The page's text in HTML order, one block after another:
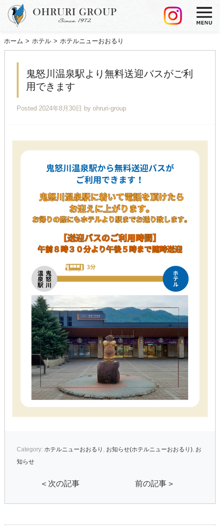
ホーム ホテル ホテルニューおおるり
鬼怒川温泉駅より無料送迎バスがご利
用できます
Posted 2024年8月30日 by ohruri-group
Category: ホテルニューおおるり , お知らせ(ホテルニューおおるり), お
知らせ
< 次の記事 前の記事 >